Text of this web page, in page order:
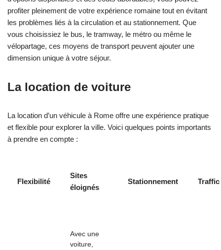
profiter pleinement de votre expérience romaine tout en évitant
les problèmes liés à la circulation et au stationnement. Que
vous choisissiez le bus, le tramway, le métro ou même le
vélopartage, ces moyens de transport peuvent ajouter une
dimension unique à votre séjour.
La location de voiture
La location d’un véhicule à Rome offre une expérience pratique
et flexible pour explorer la ville. Voici quelques points importants
à prendre en compte :
Flexibilité
Sites
éloignés
Stationnement Traffic
Avec une
voiture,